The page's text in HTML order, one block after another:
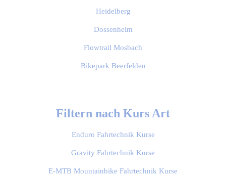
Heidelberg
Dossenheim
Flowtrail Mosbach
Bikepark Beerfelden
Filtern nach Kurs Art
Enduro Fahrtechnik Kurse
Gravity Fahrtechnik Kurse
E-MTB Mountainbike Fahrtechnik Kurse